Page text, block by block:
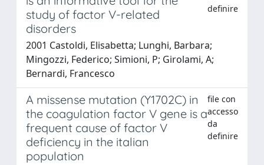
study of factor V-related
disorders
definire
2001 Castoldi, Elisabetta; Lunghi, Barbara;
Mingozzi, Federico; Simioni, P; Girolami, A;
Bernardi, Francesco
A missense mutation (Y1702C) in
the coagulation factor V gene is a
frequent cause of factor V
deficiency in the italian
population
file con
accesso
da
definire